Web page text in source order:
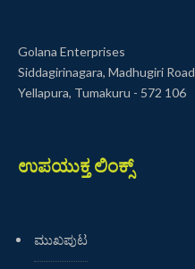
Golana Enterprises
Siddagirinagara, Madhugiri Road
Yellapura, Tumakuru - 572 106
ಉಪಯುಕ್ತ ಲಿಂಕ್ಸ್
ಮುಖಪುಟ